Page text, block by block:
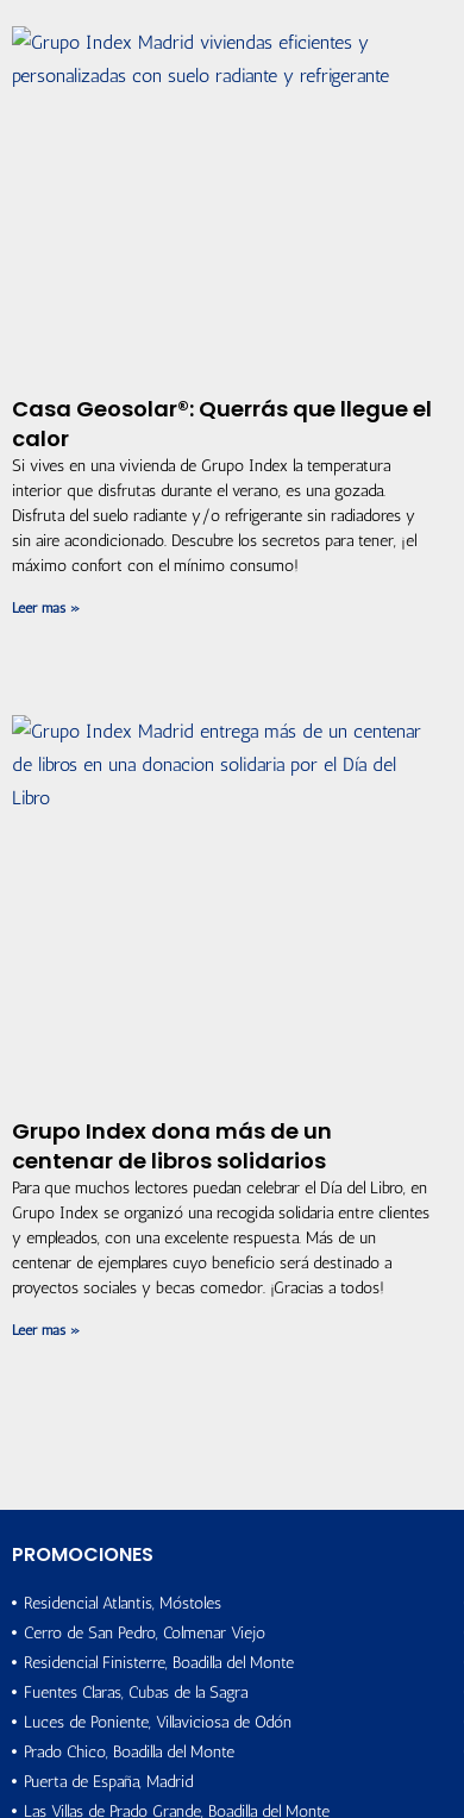
Casa Geosolar®: Querrás que llegue el
calor
Si vives en una vivienda de Grupo Index la temperatura
interior que disfrutas durante el verano, es una gozada.
Disfruta del suelo radiante y/o refrigerante sin radiadores y
sin aire acondicionado. Descubre los secretos para tener, ¡el
máximo confort con el mínimo consumo!
Leer más »
Grupo Index dona más de un
centenar de libros solidarios
Para que muchos lectores puedan celebrar el Día del Libro, en
Grupo Index se organizó una recogida solidaria entre clientes
y empleados, con una excelente respuesta. Más de un
centenar de ejemplares cuyo beneficio será destinado a
proyectos sociales y becas comedor. ¡Gracias a todos!
Leer más »
PROMOCIONES
Residencial Atlantis, Móstoles
Cerro de San Pedro, Colmenar Viejo
Residencial Finisterre, Boadilla del Monte
Fuentes Claras, Cubas de la Sagra
Luces de Poniente, Villaviciosa de Odón
Prado Chico, Boadilla del Monte
Puerta de España, Madrid
Las Villas de Prado Grande, Boadilla del Monte